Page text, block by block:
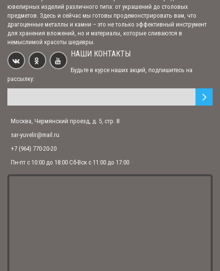
Нательная именная икона (подвеска) из обсидиана "Валерия" (арт. Ар-
Валерия)
500.00 р.
Нательная именная икона (подвеска) из обсидиана "Вера" (арт. Ар-
Вера)
500.00 р.
ювелирных изделий различного типа: от украшений до столовых
предметов. Здесь и сейчас мы готовы продемонстрировать вам, что
драгоценные металлы и камни – это не только эффективный инструмент
для хранения вложений, но и материалы, которые сливаются в
немыслимой красоты шедевры.
НАШИ КОНТАКТЫ
Будьте в курсе наших акций, подпишитесь на
рассылку:
Москва, Чермянский проезд, д. 5, стр. 8
sar-yuvelir@mail.ru
+7 (964) 770-20-20
Пн-пт с 10:00 до 18:00 Сб-Вск с 11:00 до 17:00